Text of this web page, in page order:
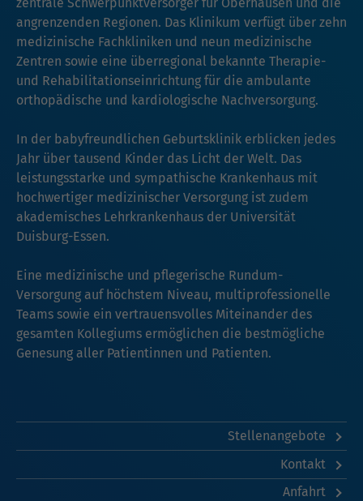
zentrale Schwerpunktversorger für Oberhausen und die
angrenzenden Regionen. Das Klinikum verfügt über zehn
medizinische Fachkliniken und neun medizinische
Zentren sowie eine überregional bekannte Therapie-
und Rehabilitationseinrichtung für die ambulante
orthopädische und kardiologische Nachversorgung.
In der babyfreundlichen Geburtsklinik erblicken jedes
Jahr über tausend Kinder das Licht der Welt. Das
leistungsstarke und sympathische Krankenhaus mit
hochwertiger medizinischer Versorgung ist zudem
akademisches Lehrkrankenhaus der Universität
Duisburg-Essen.
Eine medizinische und pflegerische Rundum-
Versorgung auf höchstem Niveau, multiprofessionelle
Teams sowie ein vertrauensvolles Miteinander des
gesamten Kollegiums ermöglichen die bestmögliche
Genesung aller Patientinnen und Patienten.
Stellenangebote
Kontakt
Anfahrt